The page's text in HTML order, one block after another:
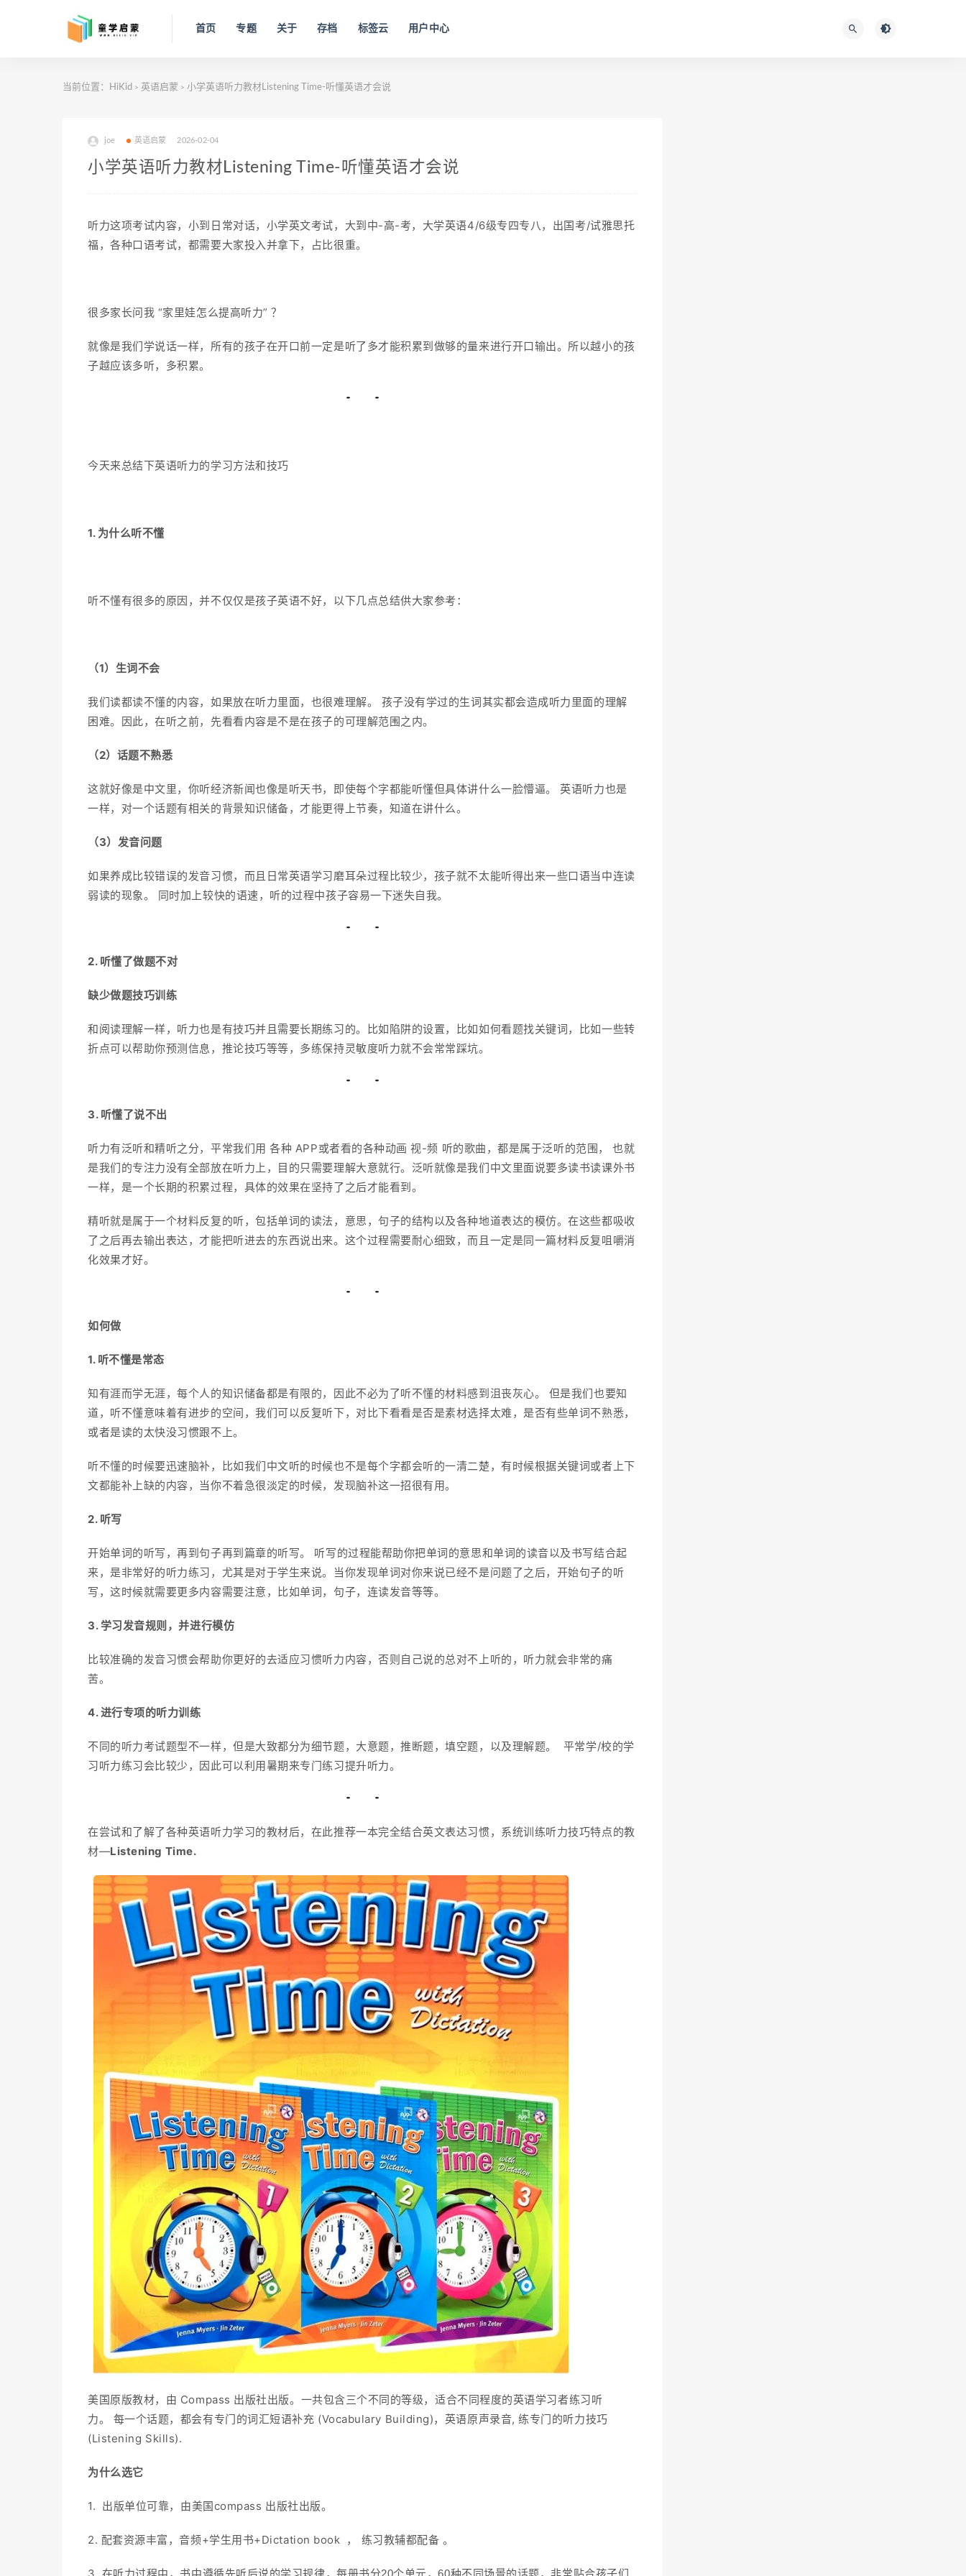
首页 专题 关于 存档 标签云 用户中心
当前位置： HiKid > 英语启蒙 > 小学英语听力教材Listening Time-听懂英语才会说
joe 英语启蒙 2026-02-04
小学英语听力教材Listening Time-听懂英语才会说
听力这项考试内容，小到日常对话，小学英文考试，大到中-高-考，大学英语4/6级专四专八，出国考/试雅思托
福，各种口语考试，都需要大家投入并拿下，占比很重。
很多家长问我 “家里娃怎么提高听力” ？
就像是我们学说话一样，所有的孩子在开口前一定是听了多才能积累到做够的量来进行开口输出。 所以越小的孩
子越应该多听，多积累。
今天来总结下英语听力的学习方法和技巧
1. 为什么听不懂
听不懂有很多的原因，并不仅仅是孩子英语不好，以下几点总结供大家参考：
（1）生词不会
我们读都读不懂的内容，如果放在听力里面，也很难理解。 孩子没有学过的生词其实都会造成听力里面的理解
困难。因此，在听之前，先看看内容是不是在孩子的可理解范围之内。
（2）话题不熟悉
这就好像是中文里，你听经济新闻也像是听天书，即使每个字都能听懂但具体讲什么一脸懵逼。 英语听力也是
一样，对一个话题有相关的背景知识储备，才能更得上节奏，知道在讲什么。
（3）发音问题
如果养成比较错误的发音习惯，而且日常英语学习磨耳朵过程比较少，孩子就不太能听得出来一些口语当中连读
弱读的现象。 同时加上较快的语速，听的过程中孩子容易一下迷失自我。
2. 听懂了做题不对
缺少做题技巧训练
和阅读理解一样，听力也是有技巧并且需要长期练习的。比如陷阱的设置，比如如何看题找关键词，比如一些转
折点可以帮助你预测信息，推论技巧等等，多练保持灵敏度听力就不会常常踩坑。
3. 听懂了说不出
听力有泛听和精听之分，平常我们用 各种 APP或者看的各种动画 视-频 听的歌曲，都是属于泛听的范围， 也就
是我们的专注力没有全部放在听力上，目的只需要理解大意就行。泛听就像是我们中文里面说要多读书读课外书
一样，是一个长期的积累过程，具体的效果在坚持了之后才能看到。
精听就是属于一个材料反复的听，包括单词的读法，意思，句子的结构以及各种地道表达的模仿。在这些都吸收
了之后再去输出表达，才能把听进去的东西说出来。这个过程需要耐心细致，而且一定是同一篇材料反复咀嚼消
化效果才好。
如何做
1. 听不懂是常态
知有涯而学无涯，每个人的知识储备都是有限的，因此不必为了听不懂的材料感到沮丧灰心。 但是我们也要知
道，听不懂意味着有进步的空间，我们可以反复听下，对比下看看是否是素材选择太难，是否有些单词不熟悉，
或者是读的太快没习惯跟不上。
听不懂的时候要迅速脑补，比如我们中文听的时候也不是每个字都会听的一清二楚，有时候根据关键词或者上下
文都能补上缺的内容，当你不着急很淡定的时候，发现脑补这一招很有用。
2. 听写
开始单词的听写，再到句子再到篇章的听写。 听写的过程能帮助你把单词的意思和单词的读音以及书写结合起
来，是非常好的听力练习，尤其是对于学生来说。当你发现单词对你来说已经不是问题了之后，开始句子的听
写，这时候就需要更多内容需要注意，比如单词，句子，连读发音等等。
3. 学习发音规则，并进行模仿
比较准确的发音习惯会帮助你更好的去适应习惯听力内容，否则自己说的总对不上听的，听力就会非常的痛
苦。
4. 进行专项的听力训练
不同的听力考试题型不一样，但是大致都分为细节题，大意题，推断题，填空题，以及理解题。 平常学/校的学
习听力练习会比较少，因此可以利用暑期来专门练习提升听力。
在尝试和了解了各种英语听力学习的教材后，在此推荐一本完全结合英文表达习惯，系统训练听力技巧特点的教
材—Listening Time.
美国原版教材，由 Compass 出版社出版。一共包含三个不同的等级，适合不同程度的英语学习者练习听
力。 每一个话题，都会有专门的词汇短语补充 (Vocabulary Building)，英语原声录音, 练专门的听力技巧
(Listening Skills).
为什么选它
1. 出版单位可靠，由美国compass 出版社出版。
2. 配套资源丰富，音频+学生用书+Dictation book ， 练习教辅都配备 。